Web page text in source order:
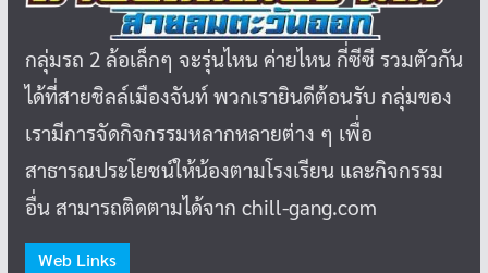
กลุ่มรถ 2 ล้อเล็กๆ จะรุ่นไหน ค่ายไหน กี่ซีซี รวมตัวกัน
ได้ที่สายชิลล์เมืองจันท์ พวกเรายินดีต้อนรับ กลุ่มของ
เรามีการจัดกิจกรรมหลากหลายต่าง ๆ เพื่อ
สาธารณประโยชน์ให้น้องตามโรงเรียน และกิจกรรม
อื่น สามารถติดตามได้จาก chill-gang.com
Web Links